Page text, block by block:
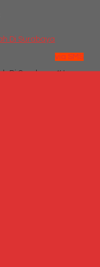
via SMS
*Harga